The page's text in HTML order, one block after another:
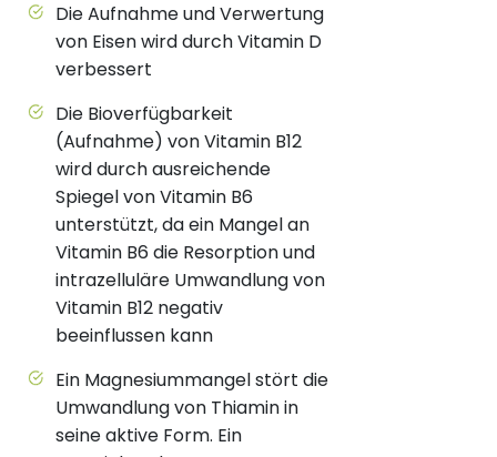
Die Aufnahme und Verwertung
von Eisen wird durch Vitamin D
verbessert
Die Bioverfügbarkeit
(Aufnahme) von Vitamin B12
wird durch ausreichende
Spiegel von Vitamin B6
unterstützt, da ein Mangel an
Vitamin B6 die Resorption und
intrazelluläre Umwandlung von
Vitamin B12 negativ
beeinflussen kann
Ein Magnesiummangel stört die
Umwandlung von Thiamin in
seine aktive Form. Ein